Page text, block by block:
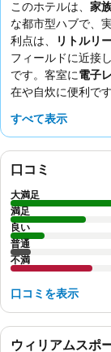
このホテルは、 家
な都市型ハブで、
利点は、
リトルリ
フィールドに近接
です。客室に電子
在や自炊に便利で
されています。長
すべて表示
ウィリアムスポ
口コミ
大満足
満足
良い
普通
不満
口コミを表示